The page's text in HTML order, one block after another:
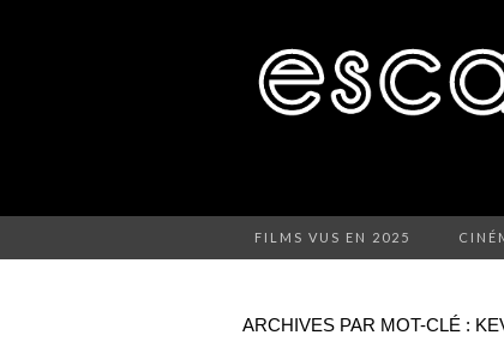
FILMS VUS EN 2025
ARCHIVES PAR MOT-CLÉ :